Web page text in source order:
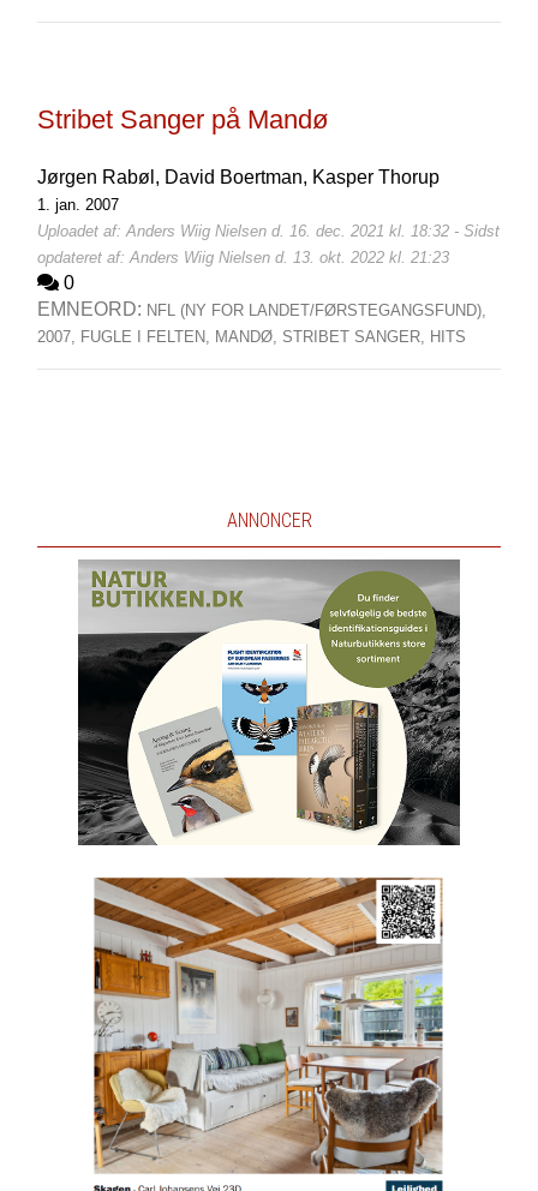
Stribet Sanger på Mandø
Jørgen Rabøl, David Boertman, Kasper Thorup
1. jan. 2007
Uploadet af: Anders Wiig Nielsen d. 16. dec. 2021 kl. 18:32 - Sidst
opdateret af: Anders Wiig Nielsen d. 13. okt. 2022 kl. 21:23
0
EMNEORD: NFL (NY FOR LANDET/FØRSTEGANGSFUND),
2007, FUGLE I FELTEN, MANDØ, STRIBET SANGER, HITS
ANNONCER